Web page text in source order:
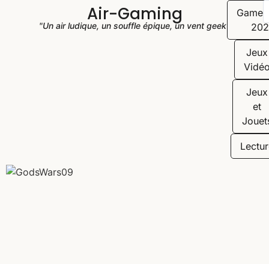
Air-Gaming
"Un air ludique, un souffle épique, un vent geek"
Jeux
Jeux
et